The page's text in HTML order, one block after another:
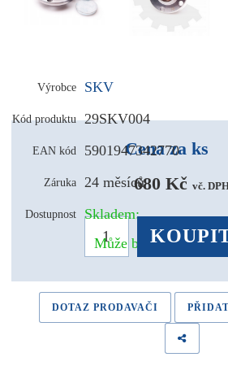
Výrobce SKV
Kód produktu 29SKV004
EAN kód 5901947342770
Záruka 24 měsíců
Dostupnost
Skladem:
Může být u Vás už
Cena za ks
680 Kč vč.
DOTAZ PRODAVAČI